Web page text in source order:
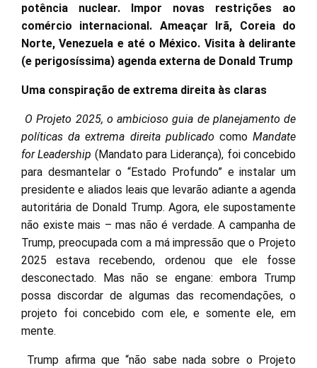
potência nuclear. Impor novas restrições ao
comércio internacional. Ameaçar Irã, Coreia do
Norte, Venezuela e até o México. Visita à delirante
(e perigosíssima) agenda externa de Donald Trump
Uma conspiração de extrema direita às claras
O Projeto 2025, o ambicioso guia de planejamento de
políticas da extrema direita publicado comoMandate
for Leadership (Mandato para Liderança), foi concebido
para desmantelar o “Estado Profundo” e instalar um
presidente e aliados leais que levarão adiante a agenda
autoritária de Donald Trump. Agora, ele supostamente
não existe mais – mas não é verdade. A campanha de
Trump, preocupada com a má impressão que o Projeto
2025 estava recebendo, ordenou que ele fosse
desconectado. Mas não se engane: embora Trump
possa discordar de algumas das recomendações, o
projeto foi concebido com ele, e somente ele, em
mente.
Trump afirma que “não sabe nada sobre o Projeto